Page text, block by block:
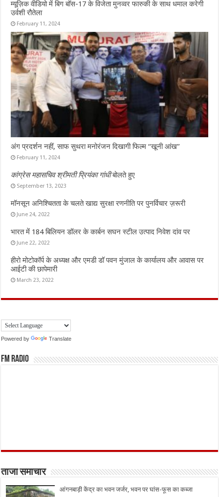
म्यूज़िक वीडियो में बिग बॉस-17 के विजेता मुनव्वर फारुकी के साथ धमाल करेगी
उर्वशी रौतेला
February 11, 2024
अंग प्रदर्शन नहीं, साफ सुथरा मनोरंजन दिखागी फिल्म “खूनी आंख”
February 11, 2024
कांग्रेस महासचिव श्रीमती प्रियंका गांधीबोलते हुए
September 13, 2023
मॉनसून अनिश्चितता के चलते खाद्य सुरक्षा रणनीति पर पुनर्विचार ज़रूरी
June 24, 2022
भारत में 184 बिलियन डॉलर के कार्बन सघन स्टील उत्पाद निवेश दांव पर
June 22, 2022
हीरो मोटोकॉर्प के अध्यक्ष और एमडी डॉ पवन मुंजाल के कार्यालय और आवास पर
आईटी की छापेमारी
March 23, 2022
Powered by Translate
FM Radio
ताजा समाचार
आंगनबाड़ी केंद्र का भवन जर्जर, भवन पर घांस-फूस का कब्जा